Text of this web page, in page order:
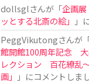
dollsglさんが「企画
ッとする北斎の絵」
」
PeggVikutongさんが
館開館100周年記念 大
レクション 百花繚乱
画」
」にコメントしま